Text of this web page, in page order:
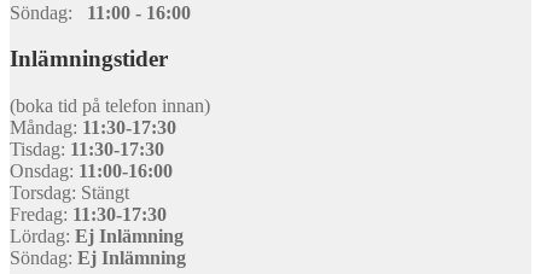
Söndag:
11:00 - 16:00
Inlämningstider
(boka tid på telefon innan)
Måndag: 11:30-17:30
Tisdag: 11:30-17:30
Onsdag: 11:00-16:00
Torsdag: Stängt
Fredag: 11:30-17:30
Lördag: Ej Inlämning
Söndag: Ej Inlämning